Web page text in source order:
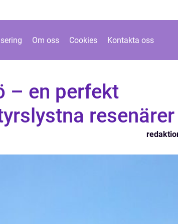
Om oss Cookies Kontakta oss
– en perfekt
resenärer